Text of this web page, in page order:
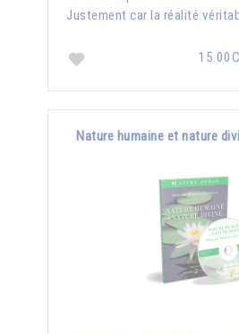
Justement car la réalité
Nature humaine et nature